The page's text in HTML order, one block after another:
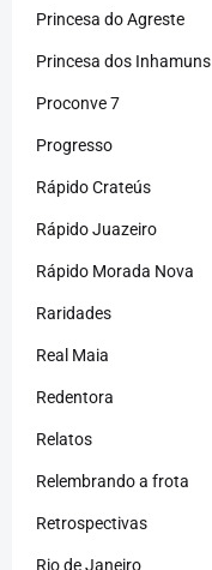
Princesa do Agreste
Princesa dos Inhamuns
Proconve 7
Progresso
Rápido Crateús
Rápido Juazeiro
Rápido Morada Nova
Raridades
Real Maia
Redentora
Relatos
Relembrando a frota
Retrospectivas
Rio de Janeiro